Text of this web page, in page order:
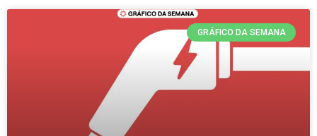
GRÁFICO DA SEMANA